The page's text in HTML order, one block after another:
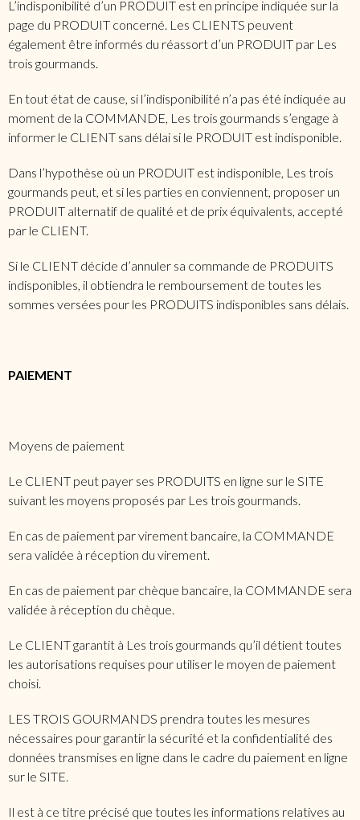
L’indisponibilité d’un PRODUIT est en principe indiquée sur la
page du PRODUIT concerné. Les CLIENTS peuvent
également être informés du réassort d’un PRODUIT par Les
trois gourmands.
En tout état de cause, si l’indisponibilité n’a pas été indiquée au
moment de la COMMANDE, Les trois gourmands s’engage à
informer le CLIENT sans délai si le PRODUIT est indisponible.
Dans l’hypothèse où un PRODUIT est indisponible, Les trois
gourmands peut, et si les parties en conviennent, proposer un
PRODUIT alternatif de qualité et de prix équivalents, accepté
par le CLIENT.
Si le CLIENT décide d’annuler sa commande de PRODUITS
indisponibles, il obtiendra le remboursement de toutes les
sommes versées pour les PRODUITS indisponibles sans délais.
PAIEMENT
Moyens de paiement
Le CLIENT peut payer ses PRODUITS en ligne sur le SITE
suivant les moyens proposés par Les trois gourmands.
En cas de paiement par virement bancaire, la COMMANDE
sera validée à réception du virement.
En cas de paiement par chèque bancaire, la COMMANDE sera
validée à réception du chèque.
Le CLIENT garantit à Les trois gourmands qu’il détient toutes
les autorisations requises pour utiliser le moyen de paiement
choisi.
LES TROIS GOURMANDS prendra toutes les mesures
nécessaires pour garantir la sécurité et la confidentialité des
données transmises en ligne dans le cadre du paiement en ligne
sur le SITE.
Il est à ce titre précisé que toutes les informations relatives au